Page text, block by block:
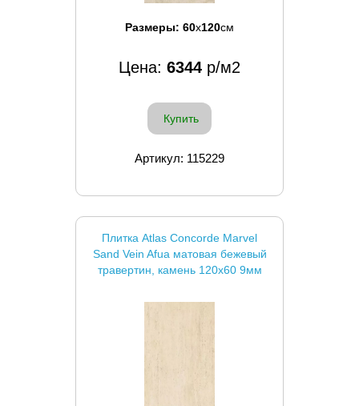
Размеры: 60x120см
Цена: 6344 р/м2
Купить
Артикул: 115229
Плитка Atlas Concorde Marvel
Sand Vein Afua матовая бежевый
травертин, камень 120x60 9мм